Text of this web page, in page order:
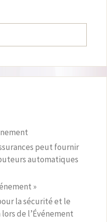
peut fournir
automatiques
»
la sécurité et le
de l’Événement